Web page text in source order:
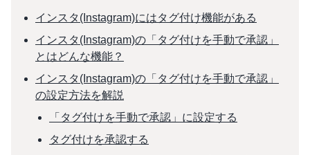
インスタ(Instagram)にはタグ付け機能がある
インスタ(Instagram)の「タグ付けを手動で承認」
とはどんな機能？
インスタ(Instagram)の「タグ付けを手動で承認」
の設定方法を解説
「タグ付けを手動で承認」に設定する
タグ付けを承認する